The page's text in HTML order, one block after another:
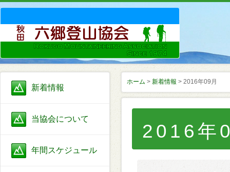
新着情報
当協会について
年間スケジュール
ホーム > 新着情報 > 2016年09月
2016年